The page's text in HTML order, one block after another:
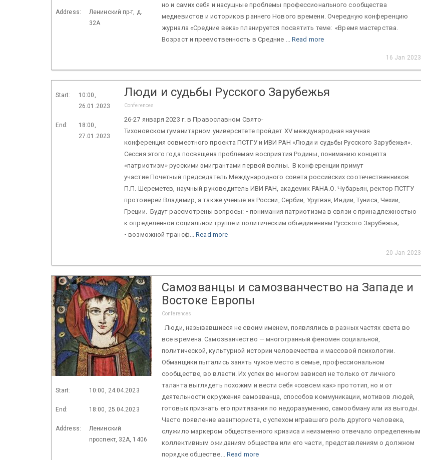
Address:
Ленинский пр-т, д.
32А
но и самих себя и насущные проблемы профессионального сообщества
медиевистов и историков раннего Нового времени. Очередную конференцию
журнала «Средние века» планируется посвятить теме: «Время мастерства.
Возраст и преемственность в Средние ... Read more
16 Jan 2023
Start:
10:00,
26.01.2023
End:
18:00,
27.01.2023
Люди и судьбы Русского Зарубежья
Conferences
26-27 января 2023 г. в Православном Свято-
Тихоновском гуманитарном университете пройдет XV международная научная
конференция совместного проекта ПСТГУ и ИВИ РАН «Люди и судьбы Русского Зарубежья».
Сессия этого года посвящена проблемам восприятия Родины, пониманию концепта
«патриотизм» русскими эмигрантами первой волны. В конференции примут
участие Почетный председатель Международного совета российских соотечественников
П.П. Шереметев, научный руководитель ИВИ РАН, академик РАНА.О. Чубарьян, ректор ПСТГУ
протоиерей Владимир, а также ученые из России, Сербии, Уругвая, Индии, Туниса, Чехии,
Греции. Будут рассмотрены вопросы: • понимания патриотизма в связи с принадлежностью
к определенной социальной группе и политическим объединениям Русского Зарубежья;
• возможной трансф...Read more
20 Jan 2023
Start: 10:00, 24.04.2023
End: 18:00, 25.04.2023
Address:
Ленинский
проспект, 32А, 1406
Самозванцы и самозванчество на Западе и
Востоке Европы
Conferences
Люди, называвшиеся не своим именем, появлялись в разных частях света во
все времена. Самозванчество — многогранный феномен социальной,
политической, культурной истории человечества и массовой психологии.
Обманщики пытались занять чужое место в семье, профессиональном
сообществе, во власти. Их успех во многом зависел не только от личного
таланта выглядеть похожим и вести себя «совсем как» прототип, но и от
деятельности окружения самозванца, способов коммуникации, мотивов людей,
готовых признать его притязания по недоразумению, самообману или из выгоды.
Часто появление авантюриста, с успехом игравшего роль другого человека,
служило маркером общественного кризиса и неизменно отвечало определенным
коллективным ожиданиям общества или его части, представлениям о должном
порядке обществе... Read more